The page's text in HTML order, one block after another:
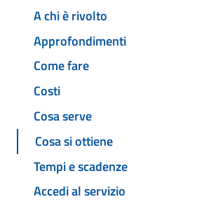
A chi è rivolto
Approfondimenti
Come fare
Costi
Cosa serve
Cosa si ottiene
Tempi e scadenze
Accedi al servizio